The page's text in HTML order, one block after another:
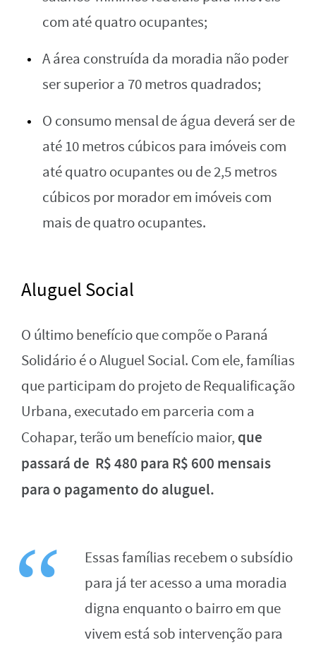
com até quatro ocupantes;
A área construída da moradia não poder
ser superior a 70 metros quadrados;
O consumo mensal de água deverá ser de
até 10 metros cúbicos para imóveis com
até quatro ocupantes ou de 2,5 metros
cúbicos por morador em imóveis com
mais de quatro ocupantes.
Aluguel Social
O último benefício que compõe o Paraná
Solidário é o Aluguel Social. Com ele, famílias
que participam do projeto de Requalificação
Urbana, executado em parceria com a
Cohapar, terão um benefício maior, que
passará de R$ 480 para R$ 600 mensais
para o pagamento do aluguel.
Essas famílias recebem o subsídio
para já ter acesso a uma moradia
digna enquanto o bairro em que
vivem está sob intervenção para